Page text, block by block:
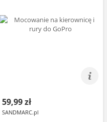
59,99 zł
SANDMARC.pl